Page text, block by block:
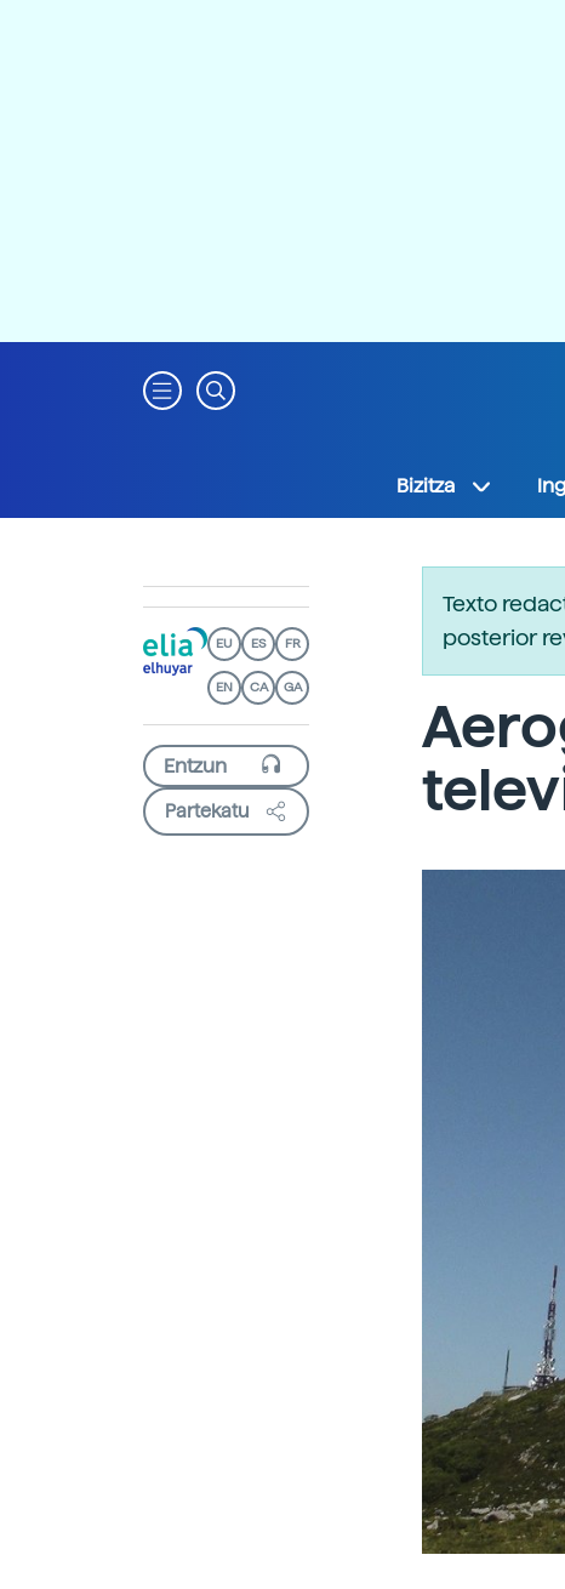
Bizitza
EU ES FR
EN CA GA
Partekatu
Texto
posterior